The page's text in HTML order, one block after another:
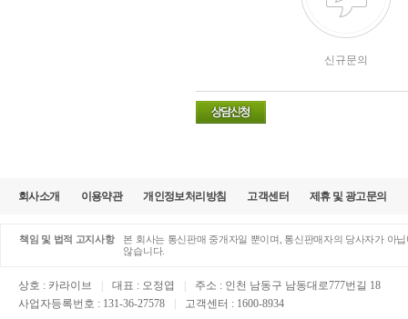
신규문의
회사소개 이용약관 개인정보처리방침 고객센터 제휴 및 광고문의
책임 및 법적 고지사항
본 회사는 통신판매 중개자일 뿐이며, 통신판매자의 당사자가 아
않습니다.
상호 : 카라이브 | 대표 : 오정엽 |
주소 : 인천 남동구 남동대로777번길 18
사업자등록번호 : 131-36-27578
|
고객센터 : 1600-8934